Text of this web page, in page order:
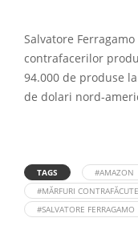
Salvatore
contrafacerilor
94.000 de produse
de dolari nord-
TAGS #AMAZON
#MĂRFURI CONTRAFĂCUTE
#SALVATORE FERRAGAMO